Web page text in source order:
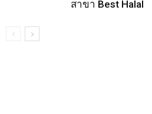
สาขา Best Halal